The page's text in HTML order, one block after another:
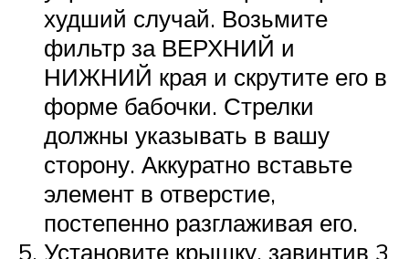
худший случай. Возьмите
фильтр за ВЕРХНИЙ и
НИЖНИЙ края и скрутите его в
форме бабочки. Стрелки
должны указывать в вашу
сторону. Аккуратно вставьте
элемент в отверстие,
постепенно разглаживая его.
Установите крышку, завинтив 3